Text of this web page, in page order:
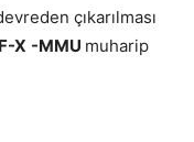
çıkarılması
X -MMU muharip